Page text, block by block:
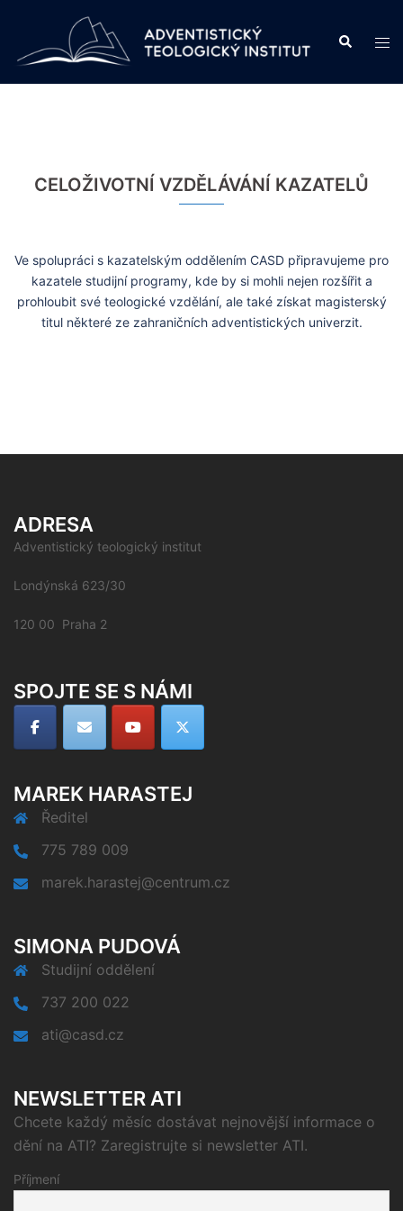
content
Search
CELOŽIVOTNÍ VZDĚLÁVÁNÍ KAZATELŮ
Ve spolupráci s kazatelským oddělením CASD připravujeme pro
kazatele studijní programy, kde by si mohli nejen rozšířit a
prohloubit své teologické vzdělání, ale také získat magisterský
titul některé ze zahraničních adventistických univerzit.
ADRESA
Adventistický teologický institut
Londýnská 623/30
120 00 Praha 2
SPOJTE SE S NÁMI
MAREK HARASTEJ
Ředitel
775 789 009
marek.harastej@centrum.cz
SIMONA PUDOVÁ
Studijní oddělení
737 200 022
ati@casd.cz
NEWSLETTER ATI
Chcete každý měsíc dostávat nejnovější informace o
dění na ATI? Zaregistrujte si newsletter ATI.
Příjmení